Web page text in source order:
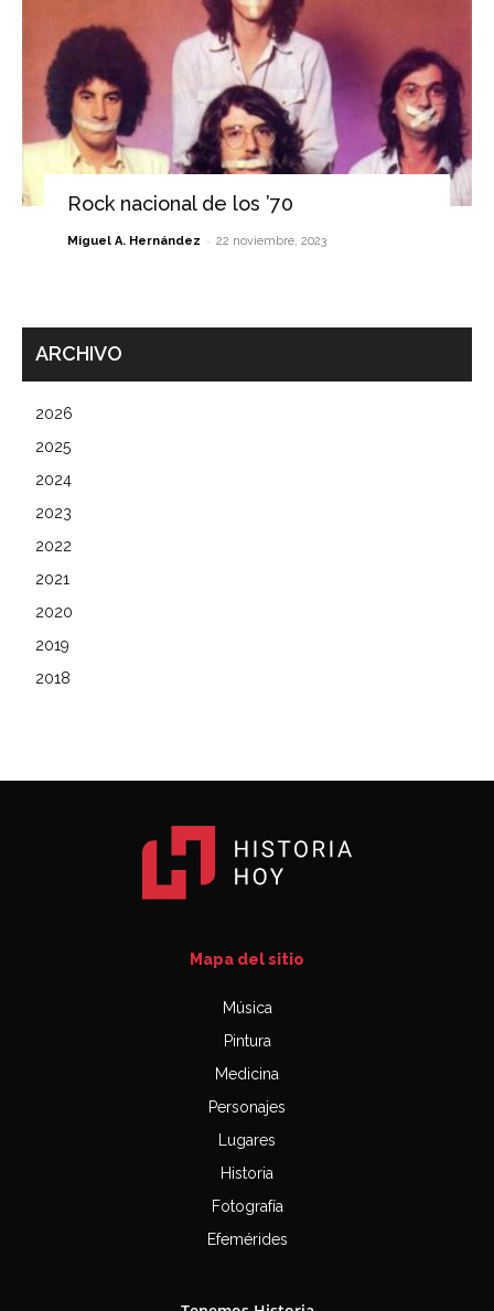
Rock nacional de los ’70
Miguel A. Hernández - 22 noviembre, 2023
ARCHIVO
2026
2025
2024
2023
2022
2021
2020
2019
2018
Mapa del sitio
Música
Pintura
Medicina
Personajes
Lugares
Historia
Fotografía
Efemérides